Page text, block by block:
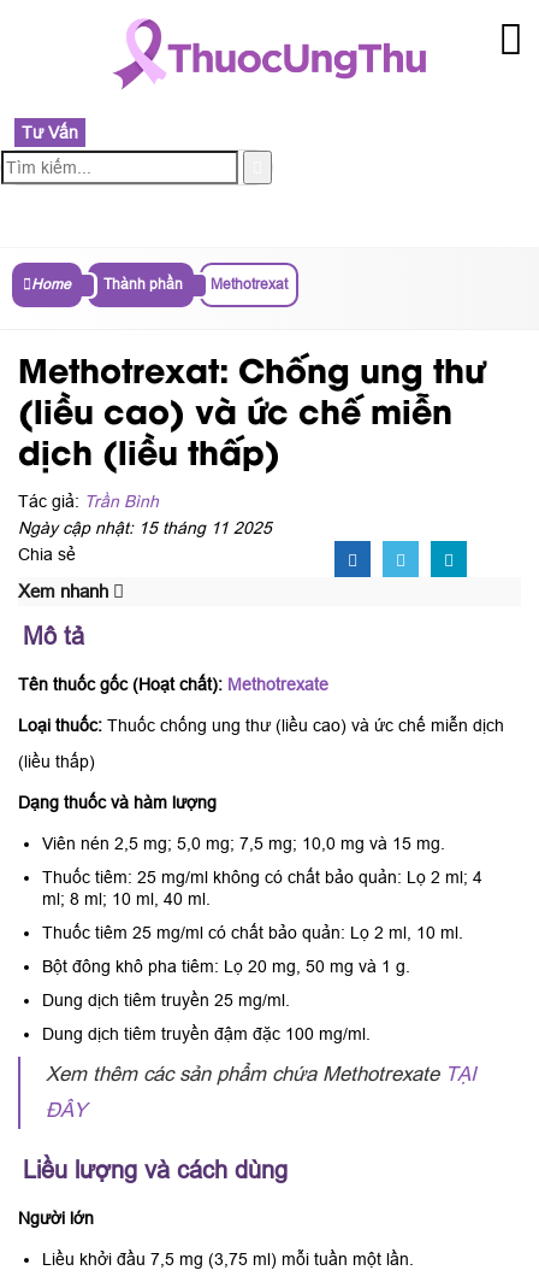
Tư Vấn
Home Thành phần Methotrexat
Methotrexat: Chống ung thư
(liều cao) và ức chế miễn
dịch (liều thấp)
Tác giả: Trần Bình
Ngày cập nhật: 15 tháng 11 2025
Chia sẻ
Xem nhanh
Mô tả
Tên thuốc gốc (Hoạt chất): Methotrexate
Loại thuốc: Thuốc chống ung thư (liều cao) và ức chế miễn dịch
(liều thấp)
Dạng thuốc và hàm lượng
Viên nén 2,5 mg; 5,0 mg; 7,5 mg; 10,0 mg và 15 mg.
Thuốc tiêm: 25 mg/ml không có chất bảo quản: Lọ 2 ml; 4
ml; 8 ml; 10 ml, 40 ml.
Thuốc tiêm 25 mg/ml có chất bảo quản: Lọ 2 ml, 10 ml.
Bột đông khô pha tiêm: Lọ 20 mg, 50 mg và 1 g.
Dung dịch tiêm truyền 25 mg/ml.
Dung dịch tiêm truyền đậm đặc 100 mg/ml.
Xem thêm các sản phẩm chứa Methotrexate TẠI
ĐÂY
Liều lượng và cách dùng
Người lớn
Liều khởi đầu 7,5 mg (3,75 ml) mỗi tuần một lần.